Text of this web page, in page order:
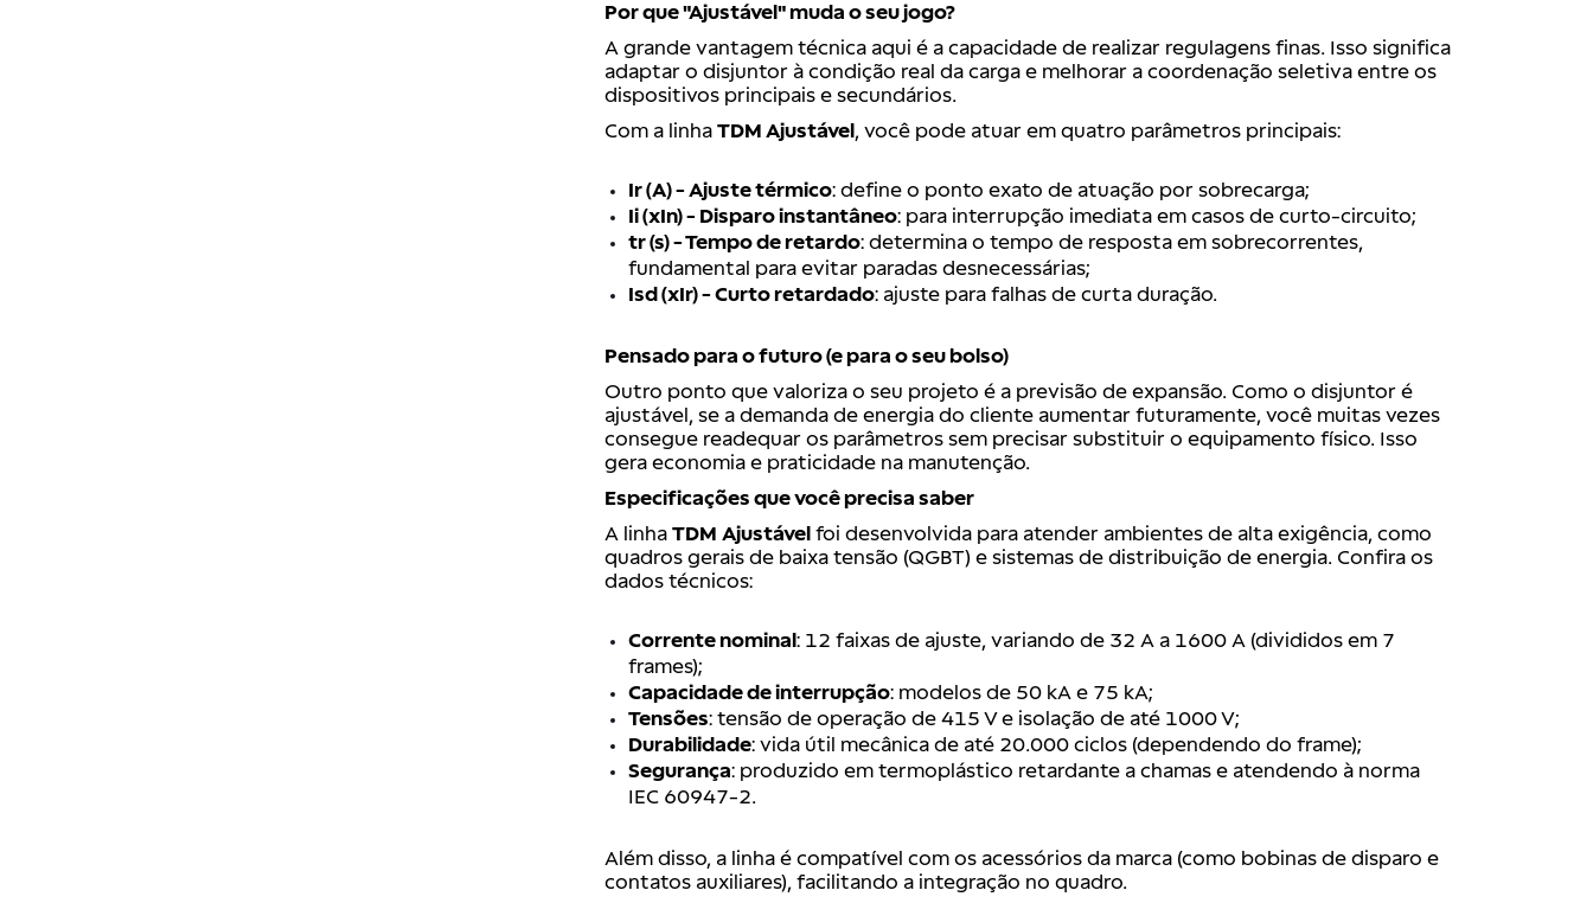
Por que "Ajustável" muda o seu jogo?
A grande vantagem técnica aqui é a capacidade de realizar regulagens finas. Isso significa
adaptar o disjuntor à condição real da carga e melhorar a coordenação seletiva entre os
dispositivos principais e secundários.
Com a linha TDM Ajustável , você pode atuar em quatro parâmetros principais:
Ir (A) - Ajuste térmico: define o ponto exato de atuação por sobrecarga;
Ii (xIn) - Disparo instantâneo: para interrupção imediata em casos de curto-circuito;
tr (s) - Tempo de retardo: determina o tempo de resposta em sobrecorrentes,
fundamental para evitar paradas desnecessárias;
Isd (xIr) - Curto retardado: ajuste para falhas de curta duração.
Pensado para o futuro (e para o seu bolso)
Outro ponto que valoriza o seu projeto é a previsão de expansão. Como o disjuntor é
ajustável, se a demanda de energia do cliente aumentar futuramente, você muitas vezes
consegue readequar os parâmetros sem precisar substituir o equipamento físico. Isso
gera economia e praticidade na manutenção.
Especificações que você precisa saber
A linha TDM Ajustável foi desenvolvida para atender ambientes de alta exigência, como
quadros gerais de baixa tensão (QGBT) e sistemas de distribuição de energia. Confira os
dados técnicos:
Corrente nominal : 12 faixas de ajuste, variando de 32 A a 1600 A (divididos em 7
frames);
Capacidade de interrupção: modelos de 50 kA e 75 kA;
Tensões: tensão de operação de 415 V e isolação de até 1000 V;
Durabilidade: vida útil mecânica de até 20.000 ciclos (dependendo do frame);
Segurança: produzido em termoplástico retardante a chamas e atendendo à norma
IEC 60947-2.
Além disso, a linha é compatível com os acessórios da marca (como bobinas de disparo e
contatos auxiliares), facilitando a integração no quadro.